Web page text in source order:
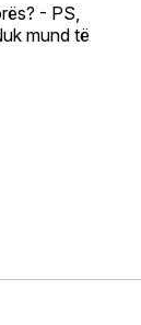
- PS,
mund të